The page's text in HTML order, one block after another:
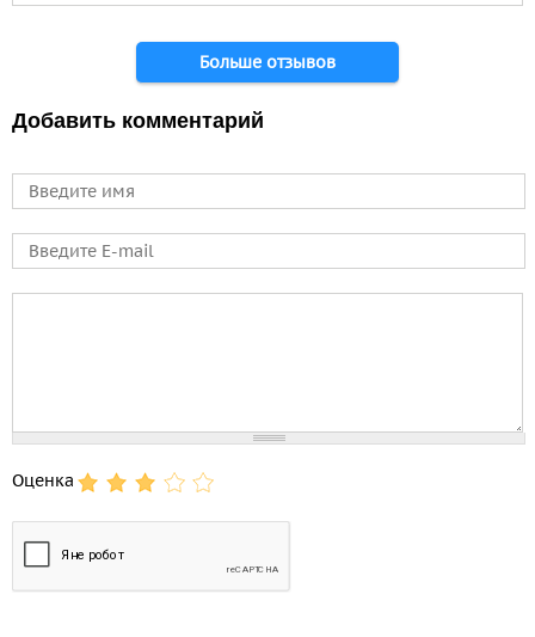
Больше отзывов
Добавить комментарий
Имя
E-mail
Оценка